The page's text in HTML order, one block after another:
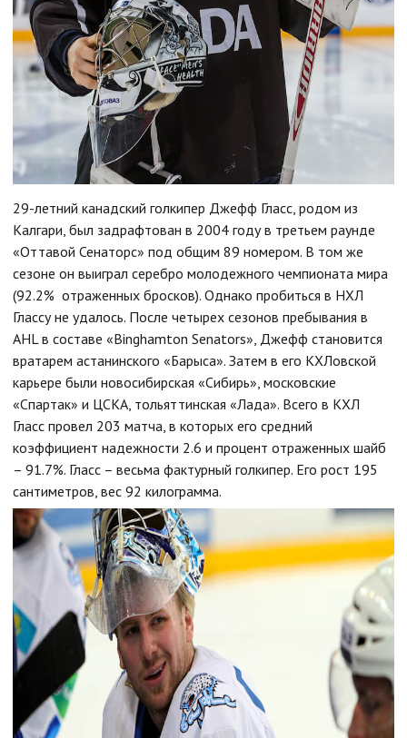
29-летний канадский голкипер Джефф Гласс, родом из
Калгари, был задрафтован в 2004 году в третьем раунде
«Оттавой Сенаторс» под общим 89 номером. В том же
сезоне он выиграл серебро молодежного чемпионата мира
(92.2% отраженных бросков). Однако пробиться в НХЛ
Глассу не удалось. После четырех сезонов пребывания в
AHL в составе «Binghamton Senators», Джефф становится
вратарем астанинского «Барыса». Затем в его КХЛовской
карьере были новосибирская «Сибирь», московские
«Спартак» и ЦСКА, тольяттинская «Лада». Всего в КХЛ
Гласс провел 203 матча, в которых его средний
коэффициент надежности 2.6 и процент отраженных шайб
– 91.7%. Гласс – весьма фактурный голкипер. Его рост 195
сантиметров, вес 92 килограмма.